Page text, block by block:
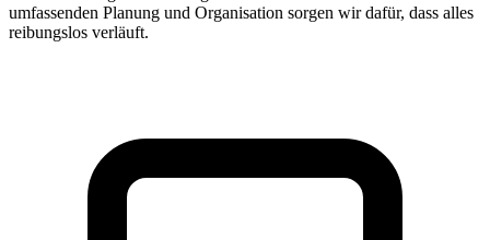
umfassenden Planung und Organisation sorgen wir dafür, dass alles
reibungslos verläuft.